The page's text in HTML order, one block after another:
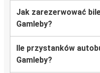
Jak zarezerwować
Gamleby?
Ile przystanków
Gamleby?